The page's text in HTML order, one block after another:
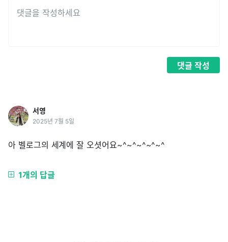
댓글 작성
서영
2025년 7월 5일
아 벨로그의 세계에 잘 오셧어요~^~^~^~^~^
1개의 답글